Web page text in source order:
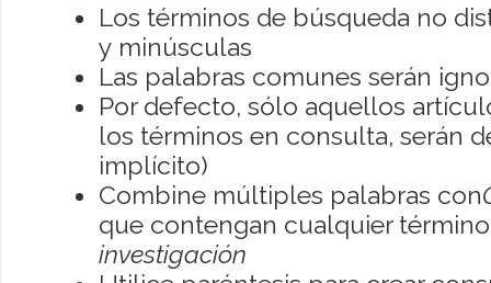
Los términos de búsqueda no
y minúsculas
Las palabras comunes serán
Por defecto, sólo aquellos
los términos en consulta, serán
implícito)
Combine múltiples palabras con
que contengan cualquier
investigación